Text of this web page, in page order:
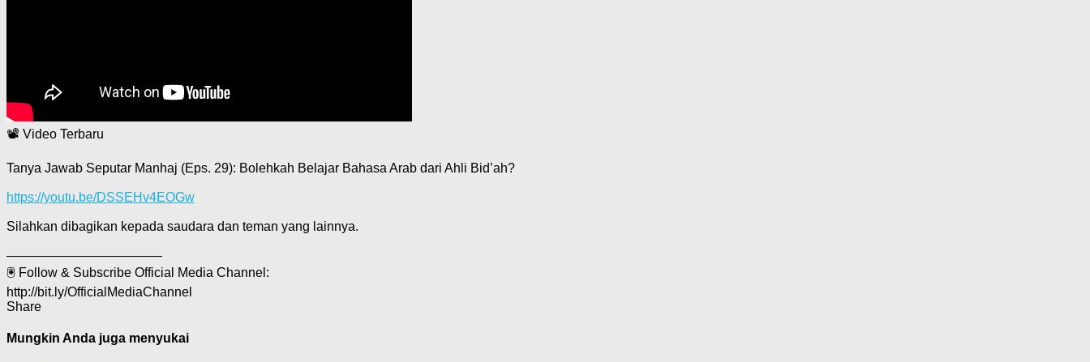
📽 Video Terbaru
Tanya Jawab Seputar Manhaj (Eps. 29): Bolehkah Belajar Bahasa Arab dari Ahli Bid’ah?
https://youtu.be/DSSEHv4EOGw
Silahkan dibagikan kepada saudara dan teman yang lainnya.
————————————
🖲 Follow & Subscribe Official Media Channel:
http://bit.ly/OfficialMediaChannel
Share
Mungkin Anda juga menyukai